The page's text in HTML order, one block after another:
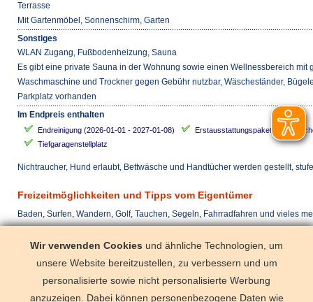
Terrasse
Mit Gartenmöbel, Sonnenschirm, Garten
Sonstiges
WLAN Zugang, Fußbodenheizung, Sauna
Es gibt eine private Sauna in der Wohnung sowie einen Wellnessbereich mit
Waschmaschine und Trockner gegen Gebühr nutzbar, Wäscheständer,
Parkplatz vorhanden
Im Endpreis enthalten
Endreinigung (2026-01-01 - 2027-01-08)
Erstausstattungspaket
Tiefgaragenstellplatz
Nichtraucher, Hund erlaubt, Bettwäsche und Handtücher werden gestellt,
Freizeitmöglichkeiten und Tipps vom Eigentümer
Baden, Surfen, Wandern, Golf, Tauchen, Segeln, Fahrradfahren und vieles
Anreise täglich
mit dem Zug
Binz oder
Tiefgaragenstellplatz 1
Wir verwenden Cookies und ähnliche Technologien, um
unsere Website bereitzustellen, zu verbessern und um
personalisierte sowie nicht personalisierte Werbung
anzuzeigen. Dabei können personenbezogene Daten wie